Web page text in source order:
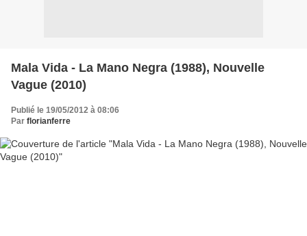
Mala Vida - La Mano Negra (1988), Nouvelle
Vague (2010)
Publié le 19/05/2012 à 08:06
Par florianferre